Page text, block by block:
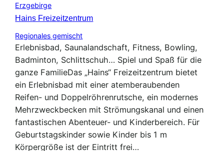
Erzgebirge
Hains Freizeitzentrum
Regionales gemischt
Erlebnisbad, Saunalandschaft, Fitness, Bowling,
Badminton, Schlittschuh… Spiel und Spaß für die
ganze FamilieDas „Hains“ Freizeitzentrum bietet
ein Erlebnisbad mit einer atemberaubenden
Reifen- und Doppelröhrenrutsche, ein modernes
Mehrzweckbecken mit Strömungskanal und einen
fantastischen Abenteuer- und Kinderbereich. Für
Geburtstagskinder sowie Kinder bis 1 m
Körpergröße ist der Eintritt frei…